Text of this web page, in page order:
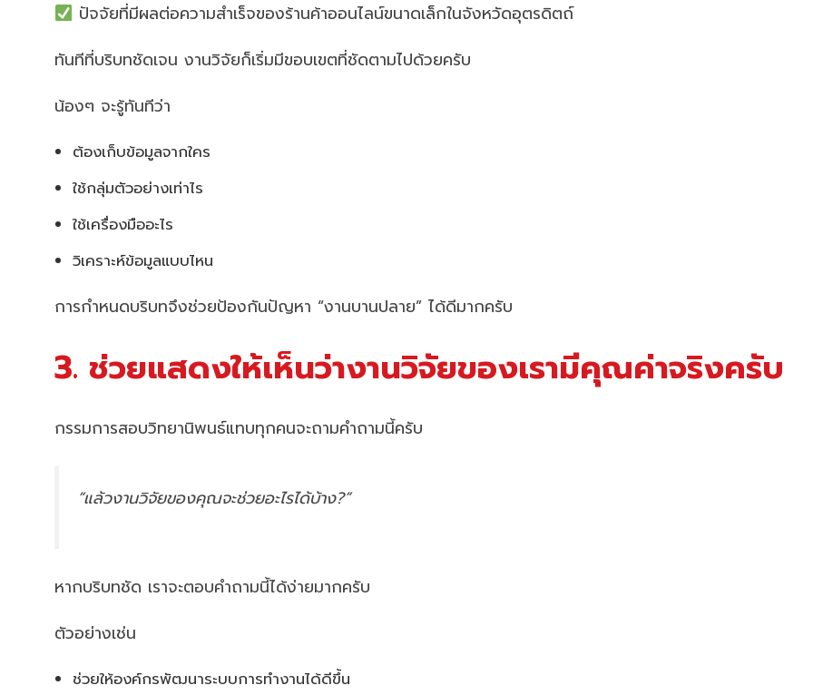
ปัจจัยที่มีผลต่อความสำเร็จของร้านค้าออนไลน์ขนาดเล็กในจังหวัดอุตรดิตถ์
ทันทีที่บริบทชัดเจน งานวิจัยก็เริ่มมีขอบเขตที่ชัดตามไปด้วยครับ
น้องๆ จะรู้ทันทีว่า
ต้องเก็บข้อมูลจากใคร
ใช้กลุ่มตัวอย่างเท่าไร
ใช้เครื่องมืออะไร
วิเคราะห์ข้อมูลแบบไหน
การกำหนดบริบทจึงช่วยป้องกันปัญหา “งานบานปลาย” ได้ดีมากครับ
3. ช่วยแสดงให้เห็นว่างานวิจัยของเรามีคุณค่าจริงครับ
กรรมการสอบวิทยานิพนธ์แทบทุกคนจะถามคำถามนี้ครับ
“แล้วงานวิจัยของคุณจะช่วยอะไรได้บ้าง?”
หากบริบทชัด เราจะตอบคำถามนี้ได้ง่ายมากครับ
ตัวอย่างเช่น
ช่วยให้องค์กรพัฒนาระบบการทำงานได้ดีขึ้น